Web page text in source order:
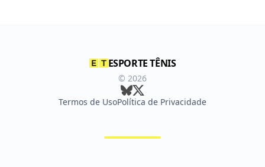
ESPORTE TÊNIS
© 2026
Termos de UsoPolítica de Privacidade